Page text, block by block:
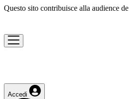
Questo sito contribuisce alla audience de
Accedi